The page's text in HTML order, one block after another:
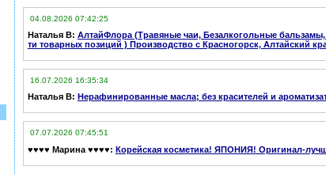
04.08.2026 07:42:25
Наталья В: АлтайФлора (Травяные чаи, Безалкогольные
ти товарных позиций ) Производство с Красногорск, Алтайский
16.07.2026 16:35:34
Наталья В: Нерафинированные масла; без красителей и
07.07.2026 07:45:51
♥♥♥♥ Марина ♥♥♥♥: Корейская косметика! ЯПОНИЯ! Оригинал-